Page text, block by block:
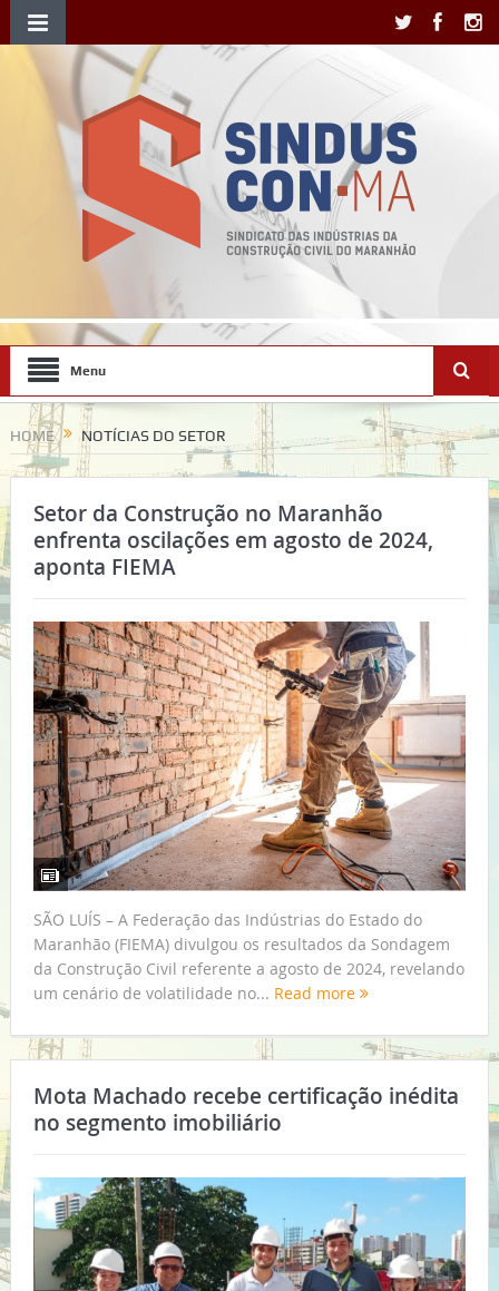
Menu
HOME NOTÍCIAS DO SETOR
Setor da Construção no Maranhão
enfrenta oscilações em agosto de 2024,
aponta FIEMA
SÃO LUÍS – A Federação das Indústrias do Estado do
Maranhão (FIEMA) divulgou os resultados da Sondagem
da Construção Civil referente a agosto de 2024, revelando
um cenário de volatilidade no... Read more
Mota Machado recebe certificação inédita
no segmento imobiliário